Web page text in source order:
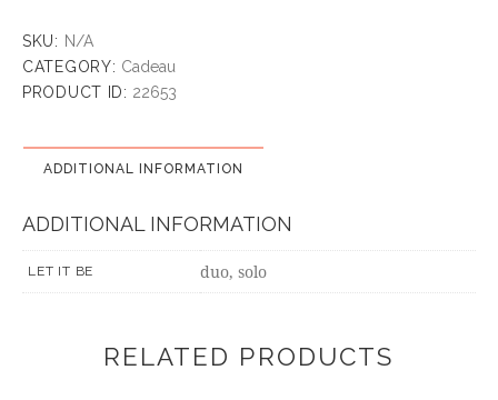
SKU: N/A
CATEGORY: Cadeau
PRODUCT ID: 22653
ADDITIONAL INFORMATION
ADDITIONAL INFORMATION
LET IT BE duo, solo
RELATED PRODUCTS